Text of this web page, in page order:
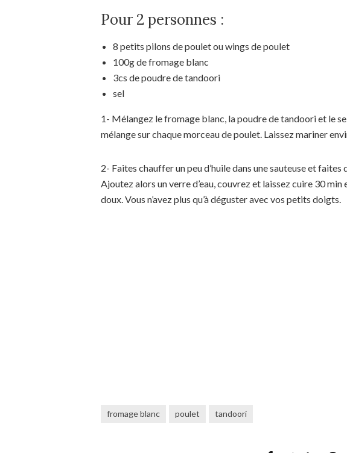
Pour 2 personnes :
8 petits pilons de poulet ou wings de poulet
100g de fromage blanc
3cs de poudre de tandoori
sel
1- Mélangez le fromage blanc, la poudre de tandoori et le
mélange sur chaque morceau de poulet. Laissez mariner
2- Faites chauffer un peu d’huile dans une sauteuse et
Ajoutez alors un verre d’eau, couvrez et laissez cuire 30
doux. Vous n’avez plus qu’à déguster avec vos petits doigts.
fromage blanc poulet tandoori